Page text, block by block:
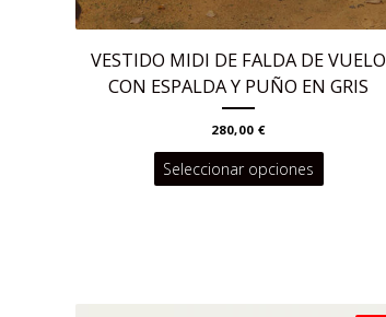
VESTIDO MIDI DE FALDA DE VUELO
CON ESPALDA Y PUÑO EN GRIS
280,00€
Seleccionar opciones